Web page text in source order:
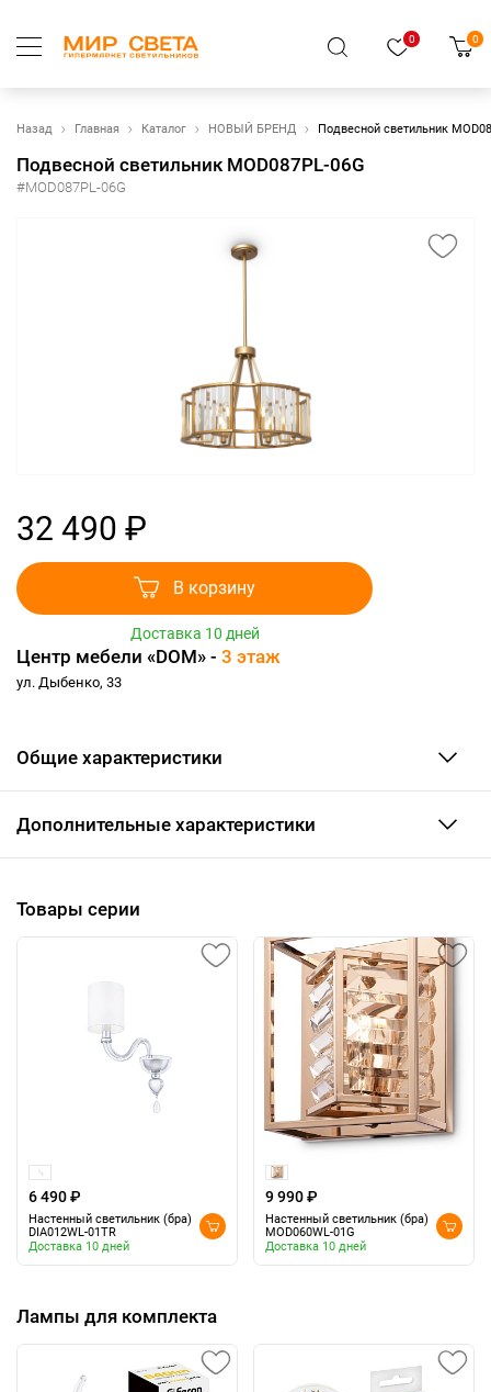
0 0
Назад Главная Каталог НОВЫЙ БРЕНД Подвесной светильник
Подвесной светильник MOD087PL-06G
#MOD087PL-06G
32 490 ₽
В корзину
Доставка 10 дней
Центр мебели «DOM» - 3 этаж
ул. Дыбенко, 33
Общие характеристики
Дополнительные характеристики
Товары серии
6 490 ₽
Настенный светильник (бра)
DIA012WL-01TR
Доставка 10 дней
9 990 ₽
Настенный светильник (бра)
MOD060WL-01G
Доставка 10 дней
Лампы для комплекта